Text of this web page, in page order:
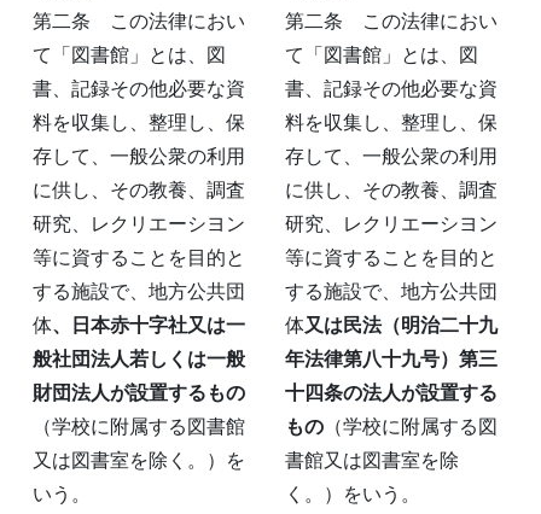
第二条 この法律におい
て「図書館」とは、図
書、記録その他必要な資
料を収集し、整理し、保
存して、一般公衆の利用
に供し、その教養、調査
研究、レクリエーシヨン
等に資することを目的と
する施設で、地方公共団
体、日本赤十字社又は一
般社団法人若しくは一般
財団法人が設置するもの
（学校に附属する図書館
又は図書室を除く。）を
いう。
第二条 この法律におい
て「図書館」とは、図
書、記録その他必要な資
料を収集し、整理し、保
存して、一般公衆の利用
に供し、その教養、調査
研究、レクリエーシヨン
等に資することを目的と
する施設で、地方公共団
体又は民法（明治二十九
年法律第八十九号）第三
十四条の法人が設置する
もの （学校に附属する図
書館又は図書室を除
く。）をいう。